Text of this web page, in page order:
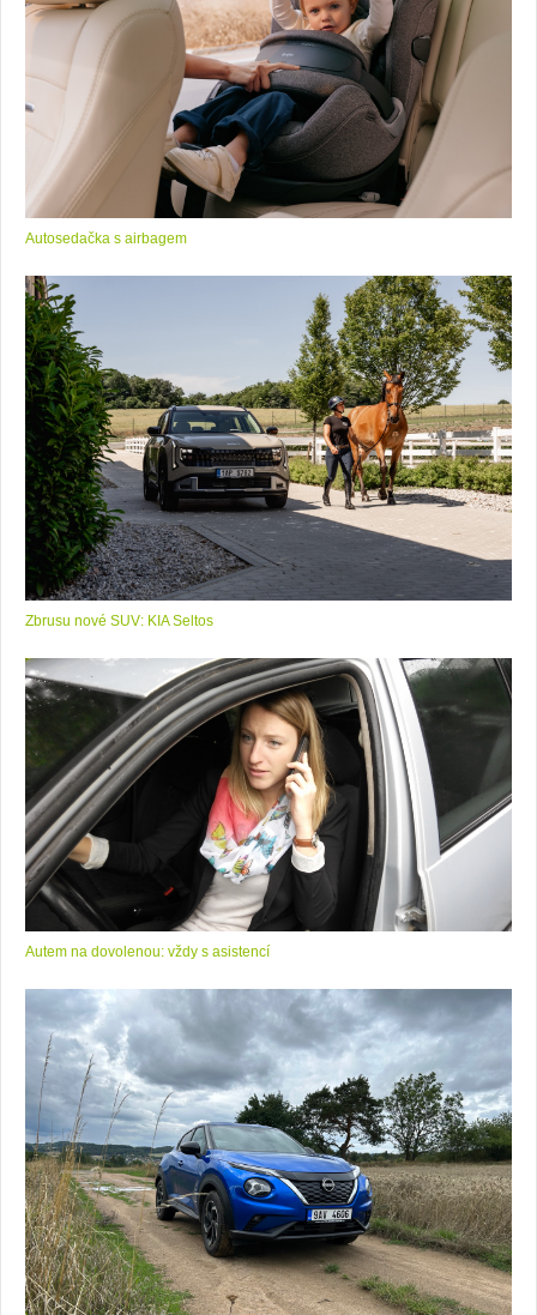
Autosedačka s airbagem
Zbrusu nové SUV: KIA Seltos
Autem na dovolenou: vždy s asistencí